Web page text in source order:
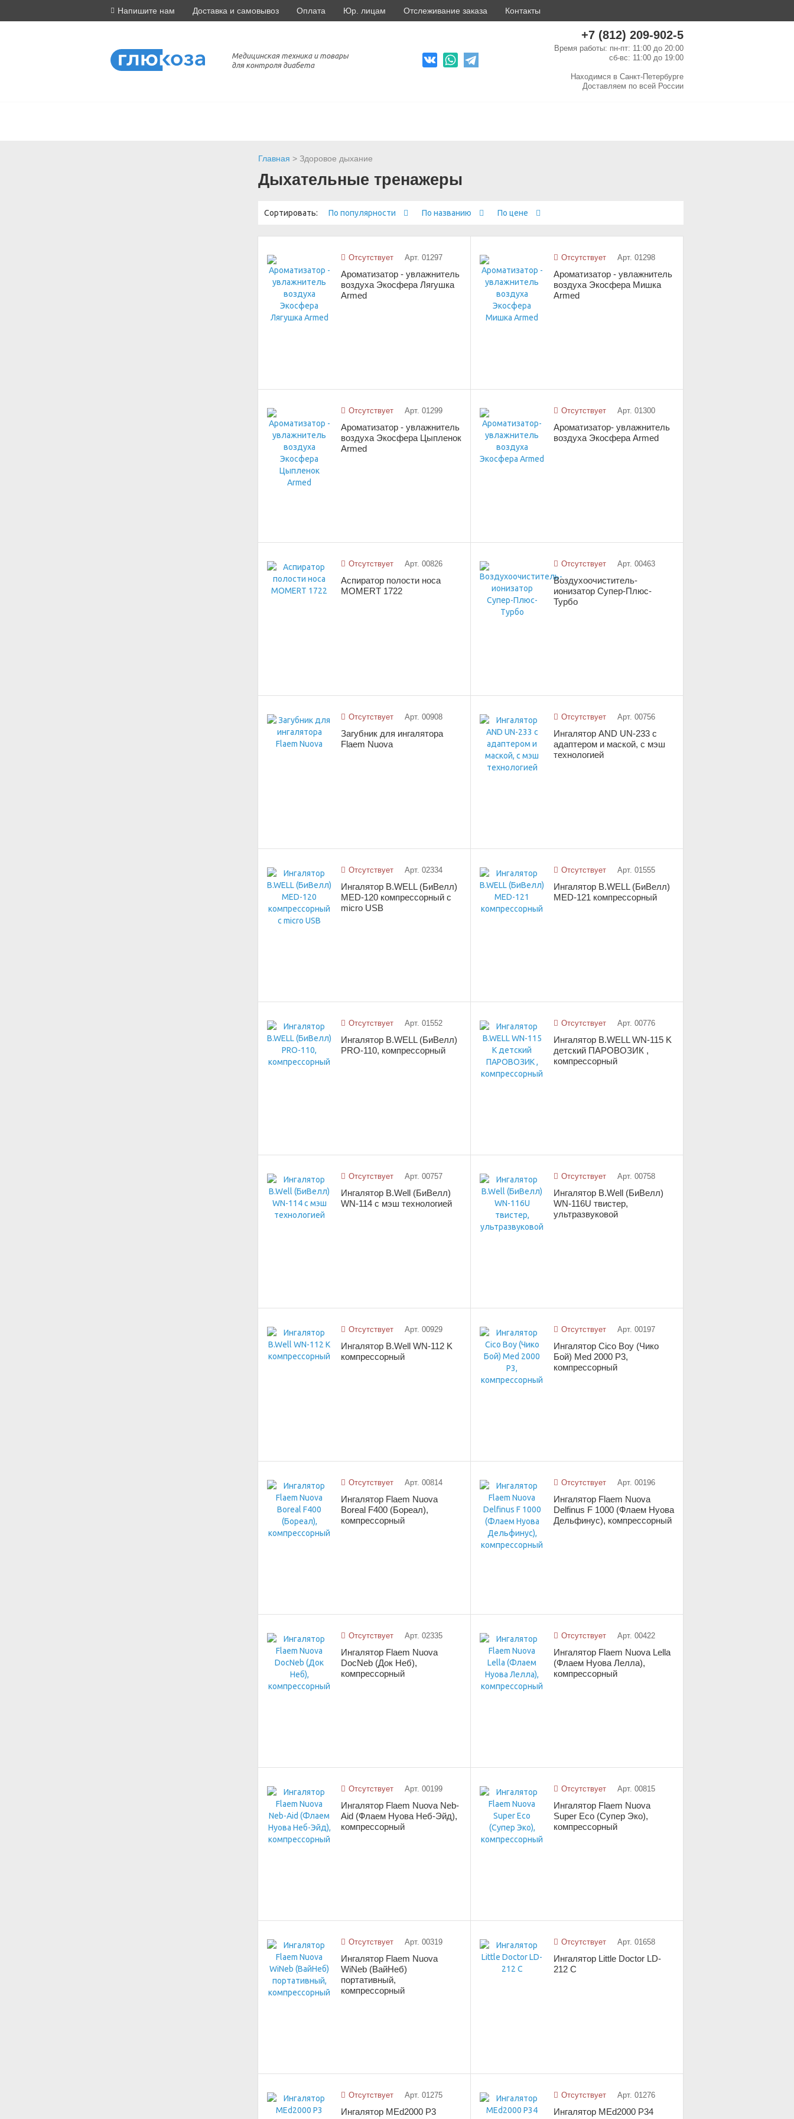
Напишите нам Доставка и самовывоз Оплата Юр. лицам Отслеживание заказа Контакты
Медицинская техника и товары
для контроля диабета
+7 (812) 209-902-5
Время работы: пн-пт: 11:00 до 20:00
сб-вс: 11:00 до 19:00
Находимся в Санкт-Петербурге
Доставляем по всей России
Главная > Здоровое дыхание
Дыхательные тренажеры
Сортировать: По популярности По названию По цене
Отсутствует Арт. 01297
Ароматизатор - увлажнитель
воздуха Экосфера Лягушка
Armed
Отсутствует Арт. 01298
Ароматизатор - увлажнитель
воздуха Экосфера Мишка
Armed
Отсутствует Арт. 01299
Ароматизатор - увлажнитель
воздуха Экосфера Цыпленок
Armed
Отсутствует Арт. 01300
Ароматизатор- увлажнитель
воздуха Экосфера Armed
Отсутствует Арт. 00826
Аспиратор полости носа
MOMERT 1722
Отсутствует Арт. 00463
Воздухоочиститель-
ионизатор Супер-Плюс-
Турбо
Отсутствует Арт. 00908
Загубник для ингалятора
Flaem Nuova
Отсутствует Арт. 00756
Ингалятор AND UN-233 с
адаптером и маской, с мэш
технологией
Отсутствует Арт. 02334
Ингалятор B.WELL (БиВелл)
MED-120 компрессорный с
micro USB
Отсутствует Арт. 01555
Ингалятор B.WELL (БиВелл)
MED-121 компрессорный
Отсутствует Арт. 01552
Ингалятор B.WELL (БиВелл)
PRO-110, компрессорный
Отсутствует Арт. 00776
Ингалятор B.WELL WN-115 K
детский ПАРОВОЗИК ,
компрессорный
Отсутствует Арт. 00757
Ингалятор B.Well (БиВелл)
WN-114 с мэш технологией
Отсутствует Арт. 00758
Ингалятор B.Well (БиВелл)
WN-116U твистер,
ультразвуковой
Отсутствует Арт. 00929
Ингалятор B.Well WN-112 K
компрессорный
Отсутствует Арт. 00197
Ингалятор Cico Boy (Чико
Бой) Med 2000 P3,
компрессорный
Отсутствует Арт. 00814
Ингалятор Flaem Nuova
Boreal F400 (Бореал),
компрессорный
Отсутствует Арт. 00196
Ингалятор Flaem Nuova
Delfinus F 1000 (Флаем Нуова
Дельфинус), компрессорный
Отсутствует Арт. 02335
Ингалятор Flaem Nuova
DocNeb (Док Неб),
компрессорный
Отсутствует Арт. 00422
Ингалятор Flaem Nuova Lella
(Флаем Нуова Лелла),
компрессорный
Отсутствует Арт. 00199
Ингалятор Flaem Nuova Neb-
Aid (Флаем Нуова Неб-Эйд),
компрессорный
Отсутствует Арт. 00815
Ингалятор Flaem Nuova
Super Eco (Супер Эко),
компрессорный
Отсутствует Арт. 00319
Ингалятор Flaem Nuova
WiNeb (ВайНеб)
портативный,
компрессорный
Отсутствует Арт. 01658
Ингалятор Little Doctor LD-
212 C
Отсутствует Арт. 01275
Ингалятор MEd2000 P3
Отсутствует Арт. 01276
Ингалятор MEd2000 P34